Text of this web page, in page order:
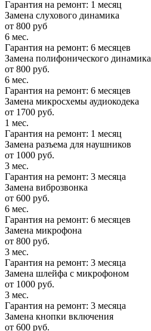
Гарантия на ремонт: 1 месяц
Замена слухового динамика
от 800 руб
6 мес.
Гарантия на ремонт: 6 месяцев
Замена полифонического динамика
от 800 руб.
6 мес.
Гарантия на ремонт: 6 месяцев
Замена микросхемы аудиокодека
от 1700 руб.
1 мес.
Гарантия на ремонт: 1 месяц
Замена разъема для наушников
от 1000 руб.
3 мес.
Гарантия на ремонт: 3 месяца
Замена виброзвонка
от 600 руб.
6 мес.
Гарантия на ремонт: 6 месяцев
Замена микрофона
от 800 руб.
3 мес.
Гарантия на ремонт: 3 месяца
Замена шлейфа с микрофоном
от 1000 руб.
3 мес.
Гарантия на ремонт: 3 месяца
Замена кнопки включения
от 600 руб.